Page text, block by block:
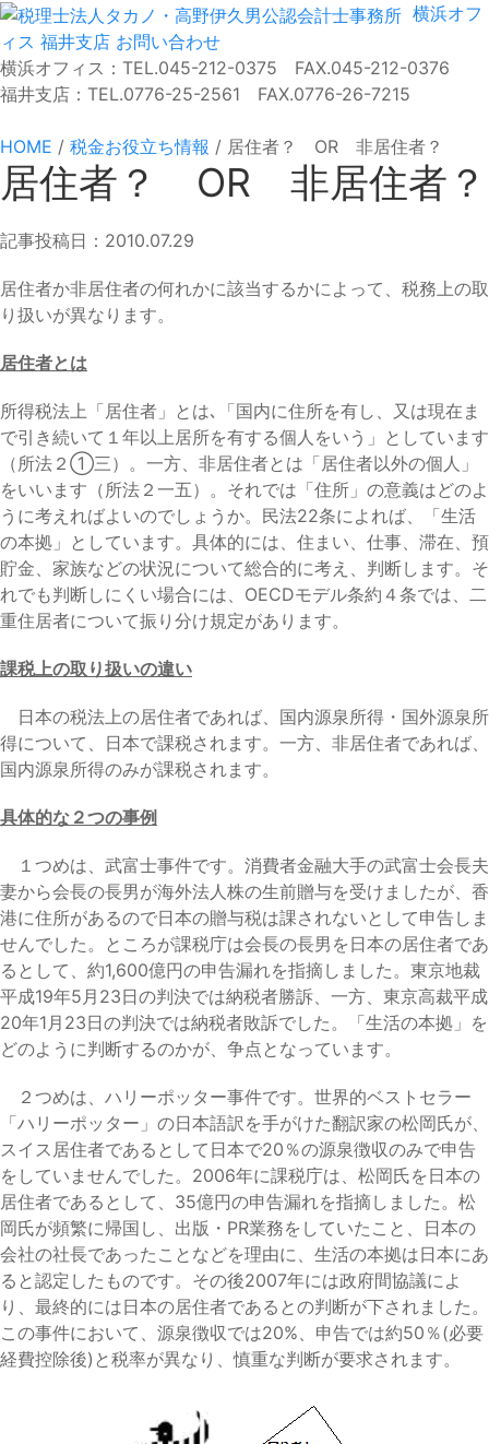
横浜オフ
ィス 福井支店 お問い合わせ
横浜オフィス：TEL.045-212-0375 FAX.045-212-0376
福井支店：TEL.0776-25-2561 FAX.0776-26-7215
HOME / 税金お役立ち情報 / 居住者？ OR 非居住者？
居住者？ OR 非居住者？
記事投稿日：2010.07.29
居住者か非居住者の何れかに該当するかによって、税務上の取
り扱いが異なります。
居住者とは
所得税法上「居住者」とは､「国内に住所を有し、又は現在ま
で引き続いて１年以上居所を有する個人をいう」としています
（所法２①三）。一方、非居住者とは「居住者以外の個人」
をいいます（所法２一五）。それでは「住所」の意義はどのよ
うに考えればよいのでしょうか。民法22条によれば、「生活
の本拠」としています。具体的には、住まい、仕事、滞在、預
貯金、家族などの状況について総合的に考え、判断します。そ
れでも判断しにくい場合には、OECDモデル条約４条では、二
重住居者について振り分け規定があります。
課税上の取り扱いの違い
日本の税法上の居住者であれば、国内源泉所得・国外源泉所
得について、日本で課税されます。一方、非居住者であれば、
国内源泉所得のみが課税されます。
具体的な２つの事例
１つめは、武富士事件です。消費者金融大手の武富士会長夫
妻から会長の長男が海外法人株の生前贈与を受けましたが、香
港に住所があるので日本の贈与税は課されないとして申告しま
せんでした。ところが課税庁は会長の長男を日本の居住者であ
るとして、約1,600億円の申告漏れを指摘しました。東京地裁
平成19年5月23日の判決では納税者勝訴、一方、東京高裁平成
20年1月23日の判決では納税者敗訴でした。「生活の本拠」を
どのように判断するのかが、争点となっています。
２つめは、ハリーポッター事件です。世界的ベストセラー
「ハリーポッター」の日本語訳を手がけた翻訳家の松岡氏が、
スイス居住者であるとして日本で20％の源泉徴収のみで申告
をしていませんでした。2006年に課税庁は、松岡氏を日本の
居住者であるとして、35億円の申告漏れを指摘しました。松
岡氏が頻繁に帰国し、出版・PR業務をしていたこと、日本の
会社の社長であったことなどを理由に、生活の本拠は日本にあ
ると認定したものです。その後2007年には政府間協議によ
り、最終的には日本の居住者であるとの判断が下されました。
この事件において、源泉徴収では20%、申告では約50％(必要
経費控除後)と税率が異なり、慎重な判断が要求されます。